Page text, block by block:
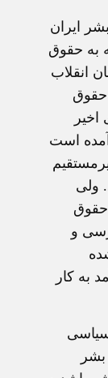
ايران
به حقوق
انقلاب
حقوق
آمده است
ولی
و
به کار